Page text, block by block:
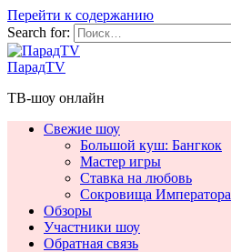
Перейти к содержанию
Search for:
ПарадTV
ТВ-шоу онлайн
Свежие шоу
Большой куш: Бангкок
Мастер игры
Ставка на любовь
Сокровища Императора
Обзоры
Участники шоу
Обратная связь